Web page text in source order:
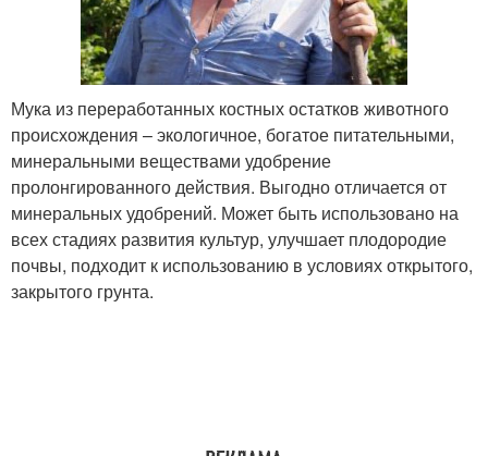
Мука из переработанных костных остатков животного
происхождения – экологичное, богатое питательными,
минеральными веществами удобрение
пролонгированного действия. Выгодно отличается от
минеральных удобрений. Может быть использовано на
всех стадиях развития культур, улучшает плодородие
почвы, подходит к использованию в условиях открытого,
закрытого грунта.